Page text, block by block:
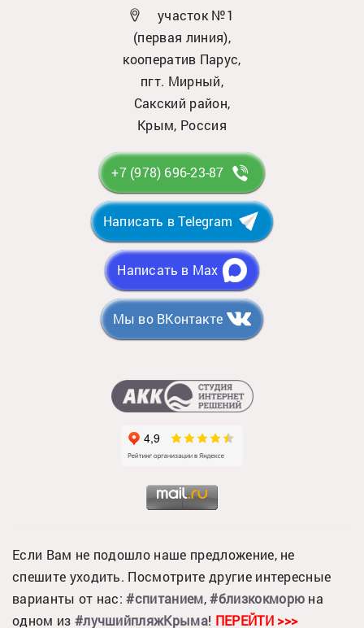
участок №1
(первая линия),
кооператив Парус,
пгт. Мирный,
Сакский район,
Крым, Россия
+7 (978) 696-23-87
Написать в Telegram
Написать в Max
Мы во ВКонтакте
Если Вам не подошло наше предложение, не
спешите уходить. Посмотрите другие интересные
варианты от нас:#спитанием, #близкокморю на
одном из #лучшийпляжКрыма! ПЕРЕЙТИ >>>